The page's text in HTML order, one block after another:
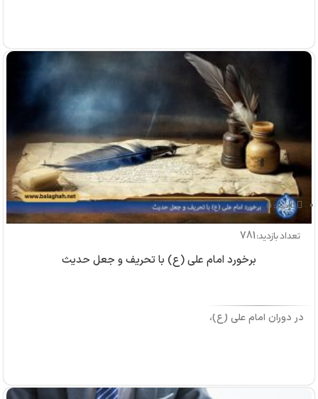
بازدید: 0
تعداد بازدید:781
برخورد امام علی (ع) با تحریف و جعل حدیث
در دوران امام علی (ع)،